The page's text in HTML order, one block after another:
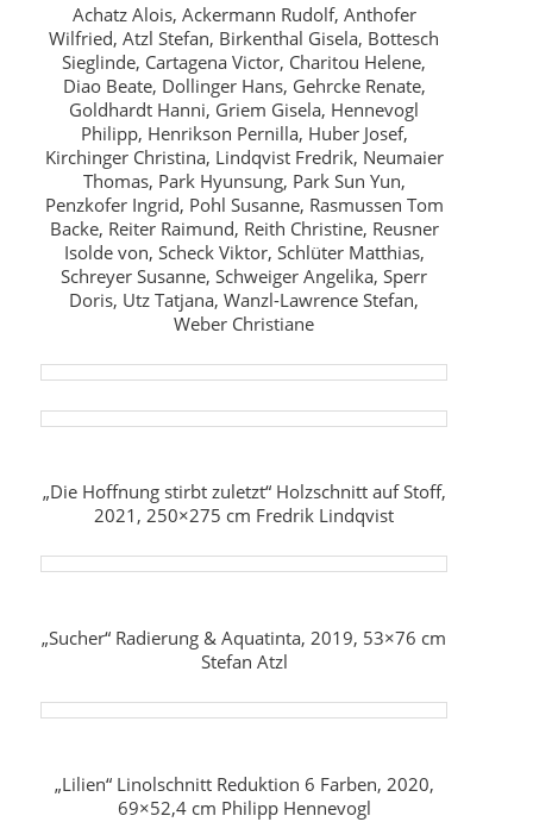
Achatz Alois, Ackermann Rudolf, Anthofer
Wilfried, Atzl Stefan, Birkenthal Gisela, Bottesch
Sieglinde, Cartagena Victor, Charitou Helene,
Diao Beate, Dollinger Hans, Gehrcke Renate,
Goldhardt Hanni, Griem Gisela, Hennevogl
Philipp, Henrikson Pernilla, Huber Josef,
Kirchinger Christina, Lindqvist Fredrik, Neumaier
Thomas, Park Hyunsung, Park Sun Yun,
Penzkofer Ingrid, Pohl Susanne, Rasmussen Tom
Backe, Reiter Raimund, Reith Christine, Reusner
Isolde von, Scheck Viktor, Schlüter Matthias,
Schreyer Susanne, Schweiger Angelika, Sperr
Doris, Utz Tatjana, Wanzl-Lawrence Stefan,
Weber Christiane
„Die Hoffnung stirbt zuletzt“ Holzschnitt auf Stoff,
2021, 250×275 cm Fredrik Lindqvist
„Sucher“ Radierung & Aquatinta, 2019, 53×76 cm
Stefan Atzl
„Lilien“ Linolschnitt Reduktion 6 Farben, 2020,
69×52,4 cm Philipp Hennevogl